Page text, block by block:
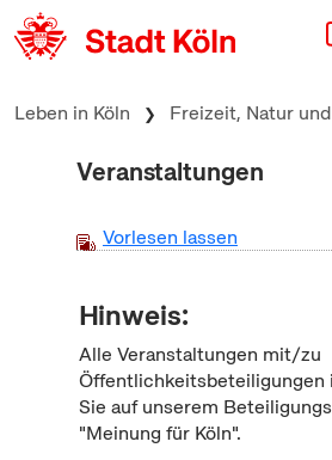
zum Inhalt springen
Leben in Köln Freizeit, Natur
Veranstaltungen
Vorlesen lassen
Hinweis:
Alle Veranstaltungen mit/zu
Öffentlichkeitsbeteiligungen
Sie auf unserem
"Meinung für Köln".